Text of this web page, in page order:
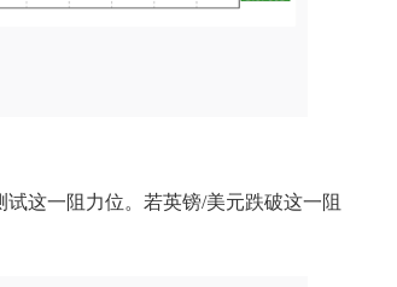
这一阻力位。若英镑/美元跌破这一阻